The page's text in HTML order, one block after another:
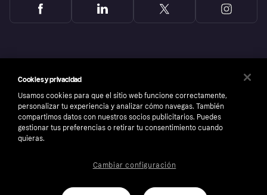
Copyright © 2005-2026 Klarna Bank AB (publ). Sede central: Stockholm, Sweden. Todos
los derechos reservados. Klarna Bank AB (publ). Sveavägen 46, 111 34 Stockholm.
Cookies y privacidad
Usamos cookies para que el sitio web funcione correctamente,
personalizar tu experiencia y analizar cómo navegas. También
compartimos datos con nuestros socios publicitarios. Puedes
gestionar tus preferencias o retirar tu consentimiento cuando
quieras.
Cambiar configuración